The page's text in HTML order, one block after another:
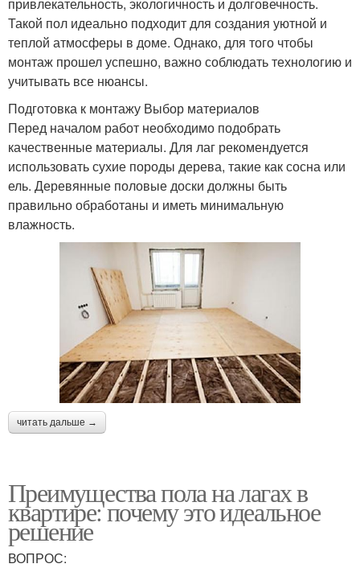
привлекательность, экологичность и долговечность.
Такой пол идеально подходит для создания уютной и
теплой атмосферы в доме. Однако, для того чтобы
монтаж прошел успешно, важно соблюдать технологию и
учитывать все нюансы.
Подготовка к монтажу Выбор материалов
Перед началом работ необходимо подобрать
качественные материалы. Для лаг рекомендуется
использовать сухие породы дерева, такие как сосна или
ель. Деревянные половые доски должны быть
правильно обработаны и иметь минимальную
влажность.
читать дальше →
Преимущества пола на лагах в
квартире: почему это идеальное
решение
ВОПРОС: